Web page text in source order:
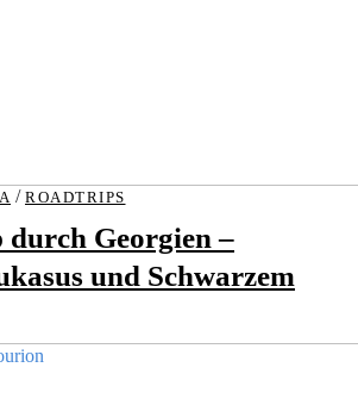
/ ROADTRIPS
Georgien –
und Schwarzem